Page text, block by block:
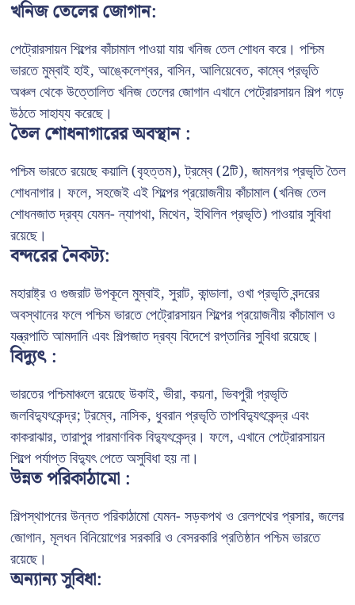
খনিজ তেলের জোগান:
পেট্রোরসায়ন শিল্পের কাঁচামাল পাওয়া যায় খনিজ তেল শোধন করে। পশ্চিম
ভারতে মুম্বাই হাই, আঙ্কেলেশ্বর, বাসিন, আলিয়েবেত, কাম্বে প্রভৃতি
অঞ্চল থেকে উত্তোলিত খনিজ তেলের জোগান এখানে পেট্রোরসায়ন শিল্প গড়ে
উঠতে সাহায্য করেছে।
তৈল শোধনাগারের অবস্থান :
পশ্চিম ভারতে রয়েছে কয়ালি (বৃহত্তম), ট্রম্বে (2টি), জামনগর প্রভৃতি তৈল
শোধনাগার। ফলে, সহজেই এই শিল্পের প্রয়োজনীয় কাঁচামাল (খনিজ তেল
শোধনজাত দ্রব্য যেমন- ন্যাপথা, মিথেন, ইথিলিন প্রভৃতি) পাওয়ার সুবিধা
রয়েছে।
বন্দরের নৈকট্য:
মহারাষ্ট্র ও গুজরাট উপকূলে মুম্বাই, সুরাট, কান্ডালা, ওখা প্রভৃতি বন্দরের
অবস্থানের ফলে পশ্চিম ভারতে পেট্রোরসায়ন শিল্পের প্রয়োজনীয় কাঁচামাল ও
যন্ত্রপাতি আমদানি এবং শিল্পজাত দ্রব্য বিদেশে রপ্তানির সুবিধা রয়েছে।
বিদ্যুৎ :
ভারতের পশ্চিমাঞ্চলে রয়েছে উকাই, ভীরা, কয়না, ভিবপুরী প্রভৃতি
জলবিদ্যুৎকেন্দ্র; ট্রম্বে, নাসিক, ধুবরান প্রভৃতি তাপবিদ্যুৎকেন্দ্র এবং
কাকরাঝার, তারাপুর পারমাণবিক বিদ্যুৎকেন্দ্র। ফলে, এখানে পেট্রোরসায়ন
শিল্পে পর্যাপ্ত বিদ্যুৎ পেতে অসুবিধা হয় না।
উন্নত পরিকাঠামো :
শিল্পস্থাপনের উন্নত পরিকাঠামো যেমন- সড়কপথ ও রেলপথের প্রসার, জলের
জোগান, মূলধন বিনিয়োগের সরকারি ও বেসরকারি প্রতিষ্ঠান পশ্চিম ভারতে
রয়েছে।
অন্যান্য সুবিধা: